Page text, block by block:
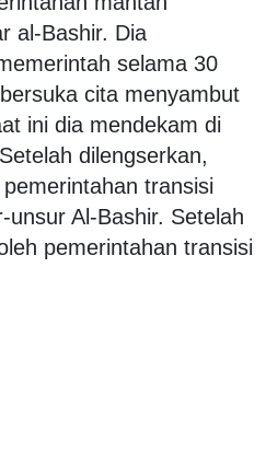
al-Bashir. Dia
selama 30
cita menyambut
ini dia mendekam di
dilengserkan,
transisi
unsur Al-Bashir. Setelah
pemerintahan transisi